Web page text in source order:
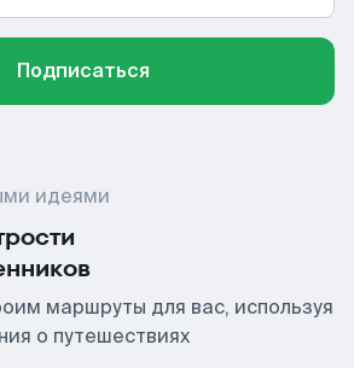
Подписаться
идеями
маршруты для вас, используя
о путешествиях